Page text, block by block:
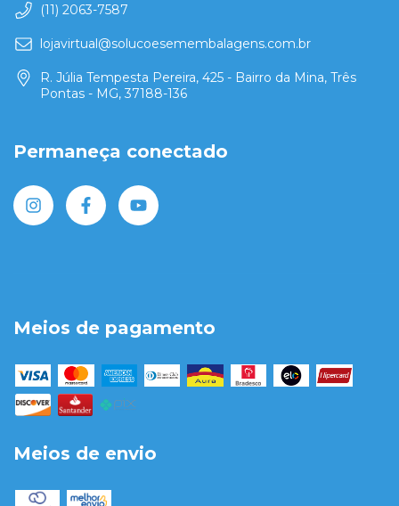
(11) 2063-7587
lojavirtual@solucoesemembalagens.com.br
R. Júlia Tempesta Pereira, 425 - Bairro da Mina, Três
Pontas - MG, 37188-136
Permaneça conectado
Meios de pagamento
Meios de envio